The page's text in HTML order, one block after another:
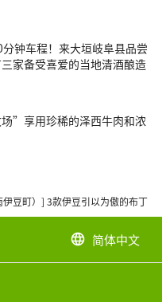
钟车程！来大垣岐阜县品尝
家备受喜爱的当地清酒酿造
”享用珍稀的泽西牛肉和浓
豆町）] 3款伊豆引以为傲的布丁
language 简体中文